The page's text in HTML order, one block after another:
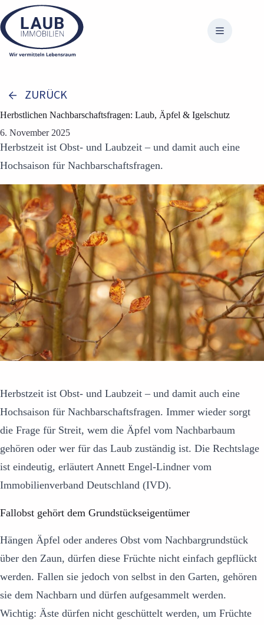
Inhalt
springen
ZURÜCK
Herbstlichen Nachbarschaftsfragen: Laub, Äpfel & Igelschutz
6. November 2025
Herbstzeit ist Obst- und Laubzeit – und damit auch eine
Hochsaison für Nachbarschaftsfragen.
Herbstzeit ist Obst- und Laubzeit – und damit auch eine
Hochsaison für Nachbarschaftsfragen. Immer wieder sorgt
die Frage für Streit, wem die Äpfel vom Nachbarbaum
gehören oder wer für das Laub zuständig ist. Die Rechtslage
ist eindeutig, erläutert Annett Engel-Lindner vom
Immobilienverband Deutschland (IVD).
Fallobst gehört dem Grundstückseigentümer
Hängen Äpfel oder anderes Obst vom Nachbargrundstück
über den Zaun, dürfen diese Früchte nicht einfach gepflückt
werden. Fallen sie jedoch von selbst in den Garten, gehören
sie dem Nachbarn und dürfen aufgesammelt werden.
Wichtig: Äste dürfen nicht geschüttelt werden, um Früchte